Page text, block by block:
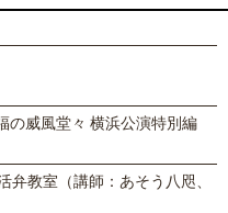
威風堂々 横浜公演特別編
教室（講師：あそう八咫、